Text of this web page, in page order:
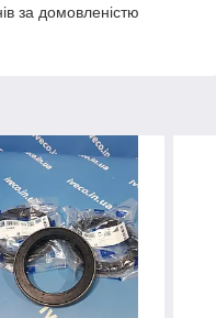
за домовленістю